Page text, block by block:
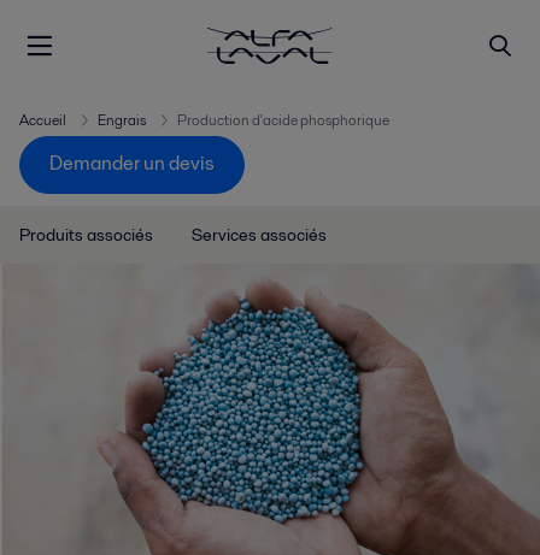
Accueil Engrais Production d'acide phosphorique
Demander un devis
Produits associés Services associés